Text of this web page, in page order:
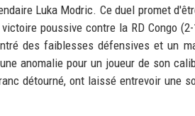
Luka Modric. Ce duel promet
poussive contre la RD Congo
des faiblesses défensives et un
anomalie pour un joueur de son
détourné, ont laissé entrevoir une